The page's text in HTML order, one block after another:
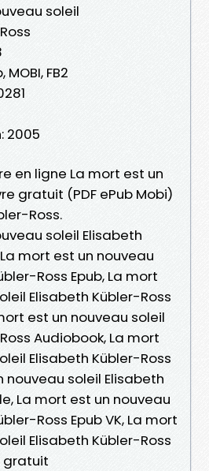
soleil
FB2
2005
en ligne La mort est un
gratuit (PDF ePub Mobi)
Ross.
soleil Elisabeth
La mort est un nouveau
Ross Epub, La mort
Elisabeth Kübler-Ross
est un nouveau soleil
Audiobook, La mort
Elisabeth Kübler-Ross
nouveau soleil Elisabeth
La mort est un nouveau
Ross Epub VK, La mort
Elisabeth Kübler-Ross
gratuit